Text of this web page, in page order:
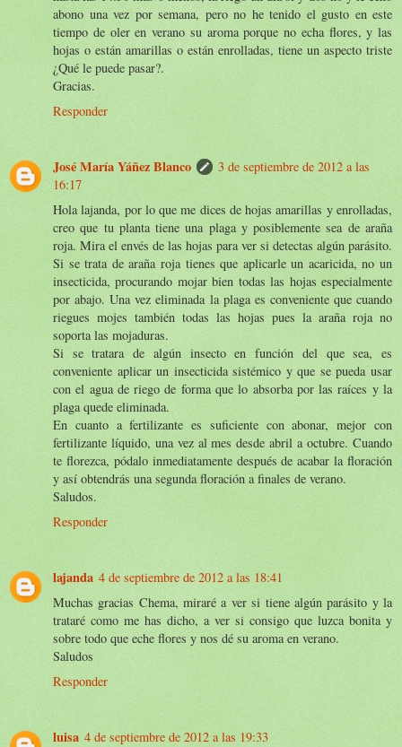
abono una vez por semana, pero no he tenido el gusto en este
tiempo de oler en verano su aroma porque no echa flores, y las
hojas o están amarillas o están enrolladas, tiene un aspecto triste
¿Qué le puede pasar?.
Gracias.
Responder
José María Yáñez Blanco
3 de septiembre de 2012 a las
16:17
Hola lajanda, por lo que me dices de hojas amarillas y enrolladas,
creo que tu planta tiene una plaga y posiblemente sea de araña
roja. Mira el envés de las hojas para ver si detectas algún parásito.
Si se trata de araña roja tienes que aplicarle un acaricida, no un
insecticida, procurando mojar bien todas las hojas especialmente
por abajo. Una vez eliminada la plaga es conveniente que cuando
riegues mojes también todas las hojas pues la araña roja no
soporta las mojaduras.
Si se tratara de algún insecto en función del que sea, es
conveniente aplicar un insecticida sistémico y que se pueda usar
con el agua de riego de forma que lo absorba por las raíces y la
plaga quede eliminada.
En cuanto a fertilizante es suficiente con abonar, mejor con
fertilizante líquido, una vez al mes desde abril a octubre. Cuando
te florezca, pódalo inmediatamente después de acabar la floración
y así obtendrás una segunda floración a finales de verano.
Saludos.
Responder
lajanda 4 de septiembre de 2012 a las 18:41
Muchas gracias Chema, miraré a ver si tiene algún parásito y la
trataré como me has dicho, a ver si consigo que luzca bonita y
sobre todo que eche flores y nos dé su aroma en verano.
Saludos
Responder
luisa 4 de septiembre de 2012 a las 19:33